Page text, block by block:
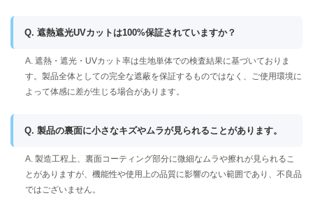
Q. 遮熱遮光UVカットは100%保証されていますか？
A. 遮熱・遮光・UVカット率は生地単体での検査結果に基づいておりま
す。製品全体としての完全な遮蔽を保証するものではなく、ご使用環境に
よって体感に差が生じる場合があります。
Q. 製品の裏面に小さなキズやムラが見られることがあります。
A. 製造工程上、裏面コーティング部分に微細なムラや擦れが見られるこ
とがありますが、機能性や使用上の品質に影響のない範囲であり、不良品
ではございません。